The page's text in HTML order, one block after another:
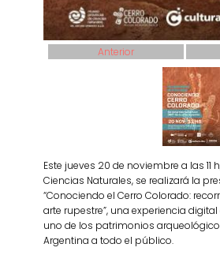
Anterior
Este jueves 20 de noviembre a las 11
Ciencias Naturales, se realizará la
“Conociendo el Cerro Colorado:
arte rupestre”, una experiencia
uno de los patrimonios
Argentina a todo el público.